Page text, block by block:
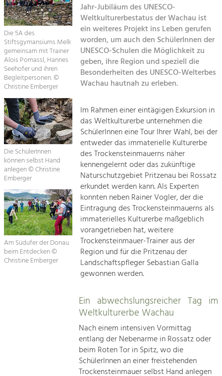
Kirchen am Fluss
Suche
Impressum
Kontakt
Tourismus
Angebotsentwicklung und
Positionierung.
Kunst & Kultur
Handwerk, Wissenschaft und Forschung.
Soziales, Bildung &
Identität
Gleichberechtigung, Jugend und
Integration
Mobilität & Energie
Klimawandel, öffentlicher Verkehr und
erneuerbare Energie
Wirtschaft
Steigerung regionaler Wertschöpfung
Die 5A des
Stiftsgymansiums Melk
gemeinsam mit Trainer
Alois Pomassl, Hannes
Seehofer und ihren
Begleitpersonen. ©
Christine Emberger
Die SchülerInnen
können selbst Hand
anlegen © Christine
Emberger
Am Südufer der Donau
beim Entdecken ©
Christine Emberger
Jahr-Jubiläum des UNESCO-
Weltkulturerbestatus der Wachau ist
ein weiteres Projekt ins Leben gerufen
worden, um auch den SchülerInnen der
UNESCO-Schulen die Möglichkeit zu
geben, ihre Region und speziell die
Besonderheiten des UNESCO-Welterbes
Wachau hautnah zu erleben.
Im Rahmen einer eintägigen Exkursion in
das Weltkulturerbe unternehmen die
SchülerInnen eine Tour Ihrer Wahl, bei der
entweder das immaterielle Kulturerbe
des Trockensteinmauerns näher
kennengelernt oder das zukünftige
Naturschutzgebiet Pritzenau bei Rossatz
erkundet werden kann. Als Experten
konnten neben Rainer Vogler, der die
Eintragung des Trockensteinmauerns als
immaterielles Kulturerbe maßgeblich
vorangetrieben hat, weitere
Trockensteinmauer-Trainer aus der
Region und für die Pritzenau der
Landschaftspfleger Sebastian Galla
gewonnen werden.
Ein abwechslungsreicher Tag im
Weltkulturerbe Wachau
Nach einem intensiven Vormittag
entlang der Nebenarme in Rossatz oder
beim Roten Tor in Spitz, wo die
SchülerInnen an einer freistehenden
Trockensteinmauer selbst Hand anlegen